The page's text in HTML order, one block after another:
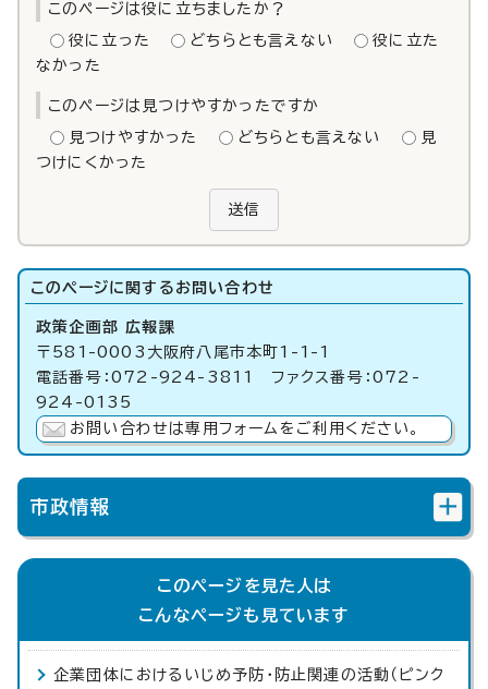
このページは役に立ちましたか？
役に立った どちらとも言えない
役に立た
なかった
このページは見つけやすかったですか
見つけやすかった どちらとも言えない
見
つけにくかった
送信
このページに関する お問い合わせ
政策企画部 広報課
〒581-0003大阪府八尾市本町1-1-1
電話番号：072-924-3811 ファクス番号：072-
924-0135
お問い合わせは専用フォームをご利用ください。
市政情報
このページを見た人は
こんなページも見ています
企業団体におけるいじめ予防・防止関連の活動（ピンク